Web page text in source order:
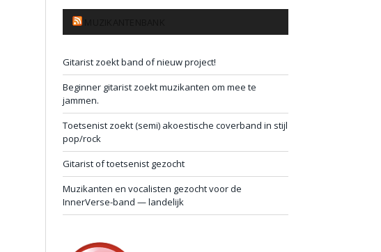
Gitarist zoekt band of nieuw project!
Beginner gitarist zoekt muzikanten om mee te
jammen.
Toetsenist zoekt (semi) akoestische coverband in stijl
pop/rock
Gitarist of toetsenist gezocht
Muzikanten en vocalisten gezocht voor de
InnerVerse-band — landelijk